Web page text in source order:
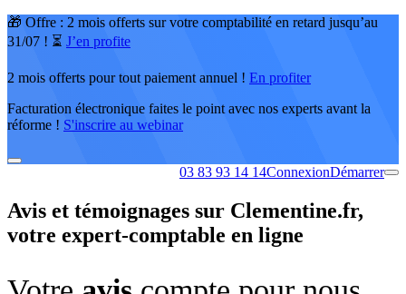
🎁 Offre : 2 mois offerts sur votre comptabilité en retard jusqu’au
31/07 ! ⏳ J’en profite
2 mois offerts pour tout paiement annuel ! En profiter
Facturation électronique faites le point avec nos experts avant la
réforme ! S'inscrire au webinar
03 83 93 14 14ConnexionDémarrer
Avis et témoignages sur Clementine.fr,
votre expert-comptable en ligne